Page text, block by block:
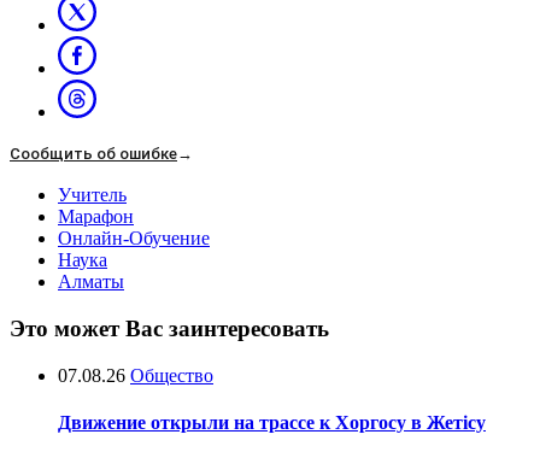
Сообщить об ошибке→
Учитель
Марафон
Онлайн-Обучение
Наука
Алматы
Это может Вас заинтересовать
07.08.26 Общество
Движение открыли на трассе к Хоргосу в Жетісу